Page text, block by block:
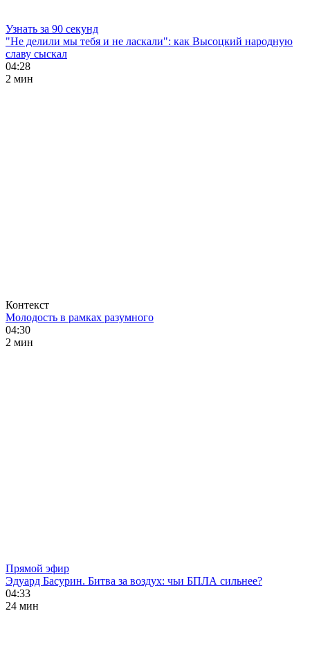
Узнать за 90 секунд
"Не делили мы тебя и не ласкали": как Высоцкий народную
славу сыскал
04:28
2 мин
Контекст
Молодость в рамках разумного
04:30
2 мин
Прямой эфир
Эдуард Басурин. Битва за воздух: чьи БПЛА сильнее?
04:33
24 мин